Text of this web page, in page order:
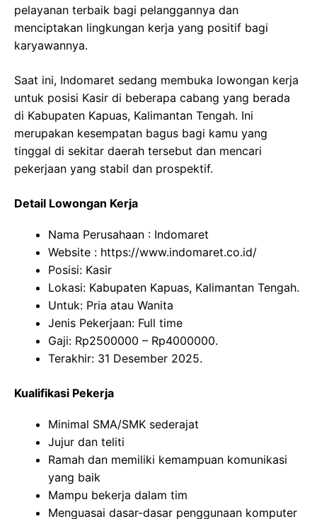
pelayanan terbaik bagi pelanggannya dan
menciptakan lingkungan kerja yang positif bagi
karyawannya.
Saat ini, Indomaret sedang membuka lowongan kerja
untuk posisi Kasir di beberapa cabang yang berada
di Kabupaten Kapuas, Kalimantan Tengah. Ini
merupakan kesempatan bagus bagi kamu yang
tinggal di sekitar daerah tersebut dan mencari
pekerjaan yang stabil dan prospektif.
Detail Lowongan Kerja
Nama Perusahaan : Indomaret
Website : https://www.indomaret.co.id/
Posisi: Kasir
Lokasi: Kabupaten Kapuas, Kalimantan Tengah.
Untuk: Pria atau Wanita
Jenis Pekerjaan: Full time
Gaji: Rp2500000 – Rp4000000.
Terakhir: 31 Desember 2025.
Kualifikasi Pekerja
Minimal SMA/SMK sederajat
Jujur dan teliti
Ramah dan memiliki kemampuan komunikasi
yang baik
Mampu bekerja dalam tim
Menguasai dasar-dasar penggunaan komputer